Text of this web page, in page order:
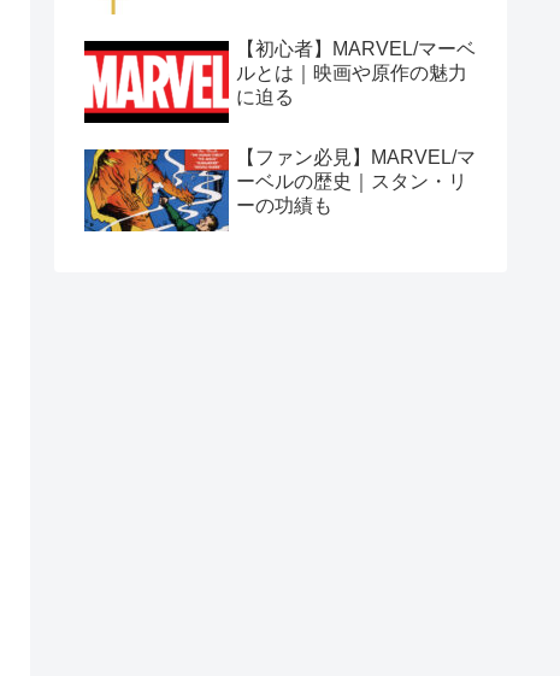
【初心者】MARVEL/マーベ
ルとは｜映画や原作の魅力
に迫る
【ファン必見】MARVEL/マ
ーベルの歴史｜スタン・リ
ーの功績も